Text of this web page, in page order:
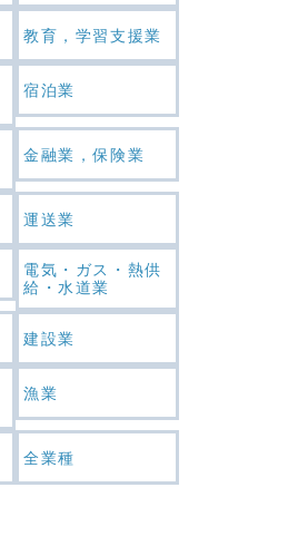
教育，学習支援業
宿泊業
金融業，保険業
運送業
電気・ガス・熱供
給・水道業
建設業
漁業
全業種